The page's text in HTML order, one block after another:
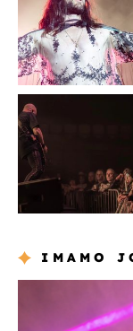
IMAMO